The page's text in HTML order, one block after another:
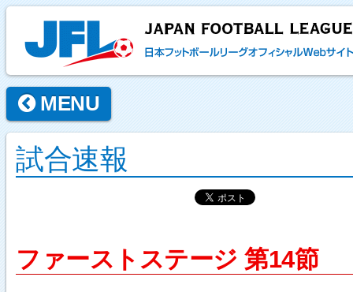
MENU
試合速報
ファーストステージ 第14節